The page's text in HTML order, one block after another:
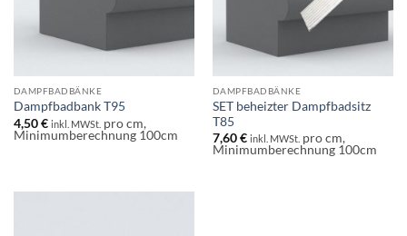
DAMPFBADBÄNKE
Dampfbadbank T95
4,50€ inkl. MWSt. pro cm,
Minimumberechnung 100cm
DAMPFBADBÄNKE
SET beheizter Dampfbadsitz
T85
7,60€ inkl. MWSt. pro cm,
Minimumberechnung 100cm